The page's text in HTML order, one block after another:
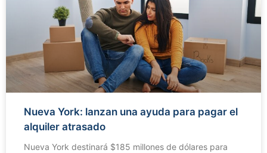
Nueva York: lanzan una ayuda para pagar el
alquiler atrasado
Nueva York destinará $185 millones de dólares para